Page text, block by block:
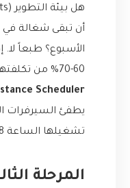
أن تبقى شغالة في
الأسبوع؟ طبعاً لا.
60-70% من تكلفتها. استخدمنا أدوات مثل
Scheduler
تشغيلها الساعة 8 صباحاً.
المرحلة